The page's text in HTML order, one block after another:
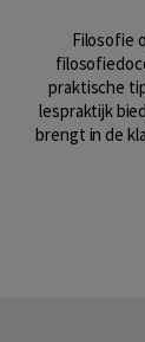
Filosofie
praktische
lespraktijk
brengt in de